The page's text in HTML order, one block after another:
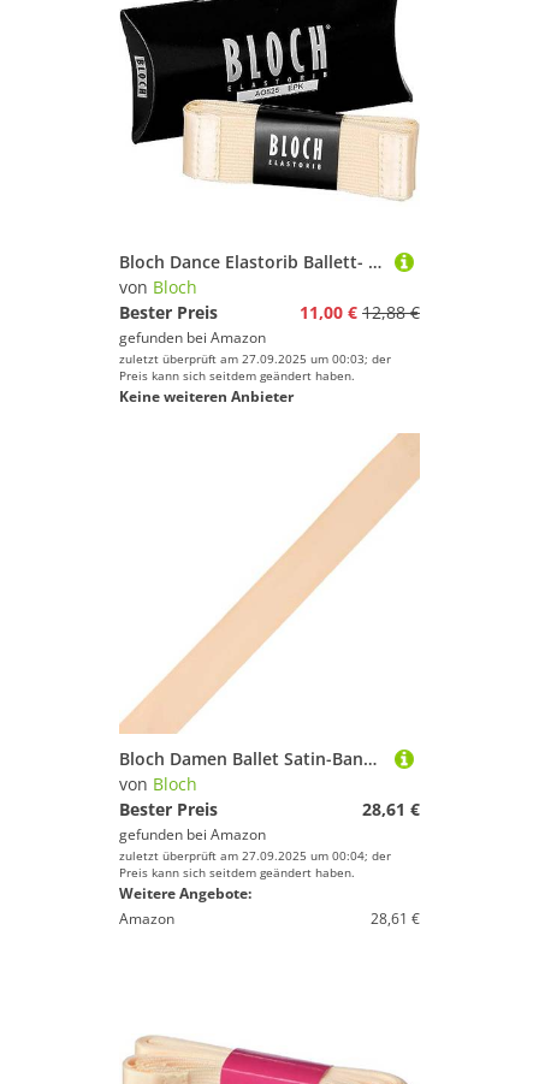
Bloch Dance Elastorib Ballett- / Spitzenschuh vorgeschnittenes Band mit elastischem europäischem Pink, Einheitsgröße
von Bloch
Bester Preis
11,00 € 12,88 €
gefunden bei Amazon
zuletzt überprüft am 27.09.2025 um 00:03; der
Preis kann sich seitdem geändert haben.
Keine weiteren Anbieter
Bloch Damen Ballet Satin-Bandrolle für Ballett-/Spitzschuhe, Pink, Einheitsgröße
von Bloch
Bester Preis
28,61 €
gefunden bei Amazon
zuletzt überprüft am 27.09.2025 um 00:04; der
Preis kann sich seitdem geändert haben.
Weitere Angebote:
Amazon
28,61 €